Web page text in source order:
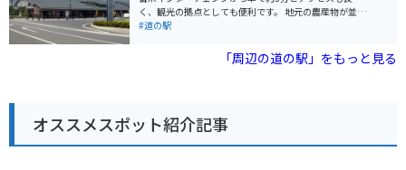
憩場所としても最適です。周辺には、耳納スカイライン
や耶馬溪など、ツーリングに最適なスポットが点在して
く、観光の拠点としても便利です。 地元の農産物が並ぶ
直売所や、久留米ラーメンなどご当地グルメが堪能でき
のは、久留米市が日本一の生産量を誇る「久留米絣」を
かな自然が広がっており、自然を感じながらツーリング
を楽しむことができます。また、久留米市は、ブリヂス
トンの創業地としても知られており、タイヤの歴史を学
#道の駅
「周辺の道の駅」をもっと見る
オススメスポット紹介記事